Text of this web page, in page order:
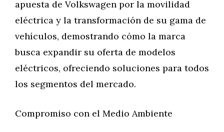
apuesta de Volkswagen por la movilidad
eléctrica y la transformación de su gama de
vehículos, demostrando cómo la marca
busca expandir su oferta de modelos
eléctricos, ofreciendo soluciones para todos
los segmentos del mercado.
Compromiso con el Medio Ambiente